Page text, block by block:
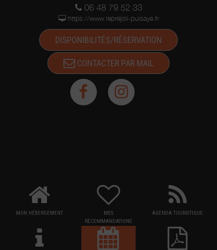
06 48 79 52 33
https://www.leprejoli-puisaye.fr
DISPONIBILITÉS/RÉSERVATION
CONTACTER PAR MAIL
MON HÉBERGEMENT
MES
RECOMMANDATIONS
AGENDA TOURISTIQUE